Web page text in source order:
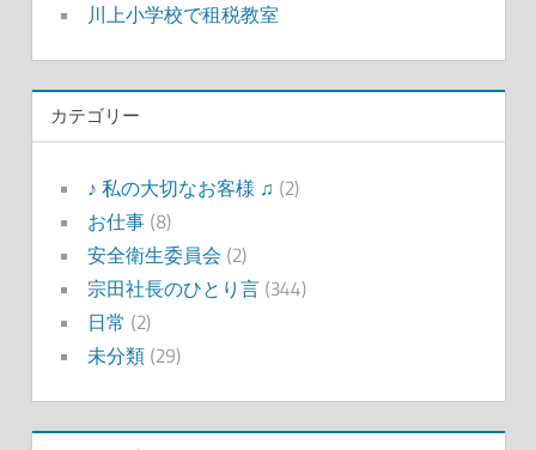
川上小学校で租税教室
カテゴリー
♪ 私の大切なお客様 ♫ (2)
お仕事(8)
安全衛生委員会 (2)
宗田社長のひとり言(344)
日常 (2)
未分類(29)